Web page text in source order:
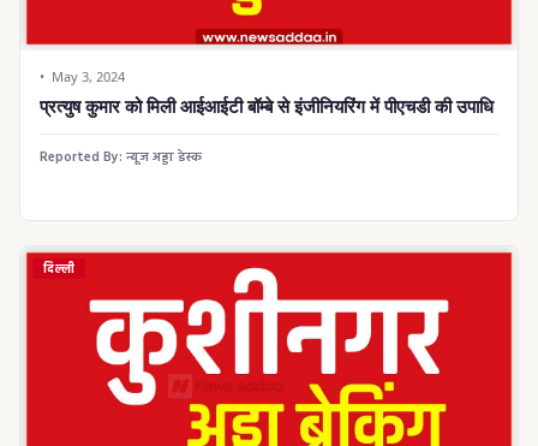
May 3, 2024
प्रत्युष कुमार को मिली आईआईटी बॉम्बे से इंजीनियरिंग में पीएचडी की उपाधि
Reported By: न्यूज अड्डा डेस्क
दिल्ली